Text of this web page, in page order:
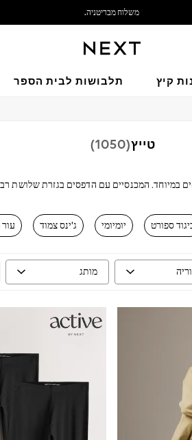
משלוח מבריטניה.
קיץ תלבושות לבית הספר
טייץ(1050)
במיוחד. המכנסיים עם הדפסים בגזרת
טייצים סט טייץ וחולצת סווטשירט ספורט יומיומי ג'ינס צמוד
מותג